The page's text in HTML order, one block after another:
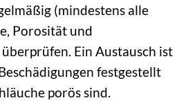
(mindestens alle
Porosität und
Ein Austausch ist
festgestellt
porös sind.